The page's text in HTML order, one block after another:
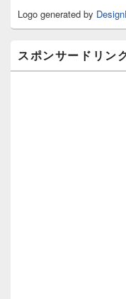
アLogo generated by
スポンサードリン